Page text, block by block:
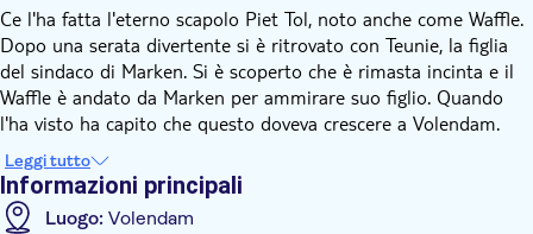
Ce l'ha fatta l'eterno scapolo Piet Tol, noto anche come Waffle.
Dopo una serata divertente si è ritrovato con Teunie, la figlia
del sindaco di Marken. Si è scoperto che è rimasta incinta e il
Waffle è andato da Marken per ammirare suo figlio. Quando
l'ha visto ha capito che questo doveva crescere a Volendam.
Teunie non era d'accordo che Waffle avesse preso suo figlio. È
andata a Volendam con la missione di riavere suo figlio. Mettiti
nei panni di Teunie per far uscire suo figlio Klaasie da
Volendam inosservato. Qualcosa di possibile solo usando
Leggi tutto
Informazioni principali
Luogo: Volendam